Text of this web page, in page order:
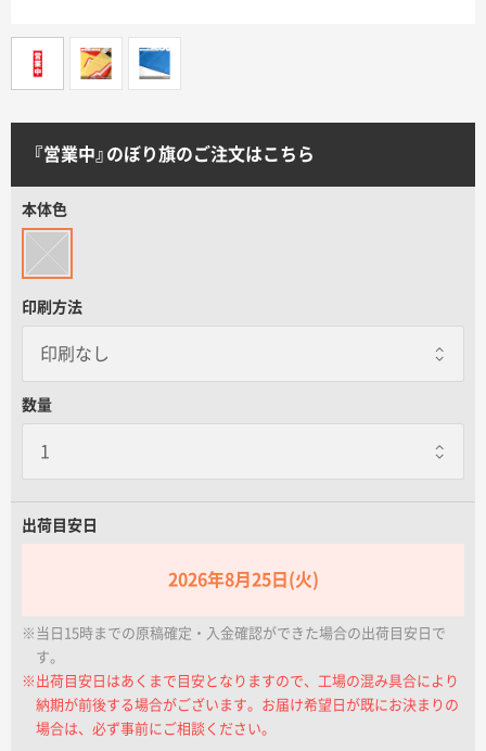
印刷色から探す
サイトメニュー
データ入稿ガイド
『営業中』のぼり旗のご注文はこちら
本体色
印刷方法
数量
出荷目安日
2026年8月25日(火)
※当日15時までの原稿確定・入金確認ができた場合の出荷目安日で
す。
※出荷目安日はあくまで目安となりますので、工場の混み具合により
納期が前後する場合がございます。お届け希望日が既にお決まりの
場合は、必ず事前にご相談ください。